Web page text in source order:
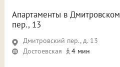
Апартаменты в Дмитровском
пер., 13
Дмитровский пер., д. 13
Достоевская
4 мин